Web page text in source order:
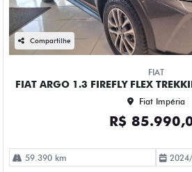
Compartilhe
FIAT
FIAT ARGO 1.3 FIREFLY FLEX
Fiat Impéria
R$
59.390 km